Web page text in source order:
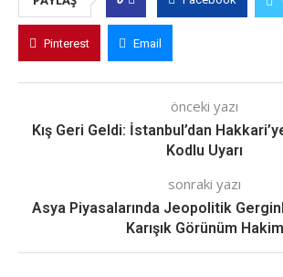
Pinterest Email
önceki yazı
Kış Geri Geldi: İstanbul’dan
Kodlu Uyarı
sonraki yazı
Asya Piyasalarında Jeopolitik
Karışık Görünüm Hakim